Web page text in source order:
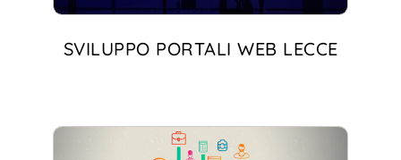
SVILUPPO PORTALI WEB LECCE